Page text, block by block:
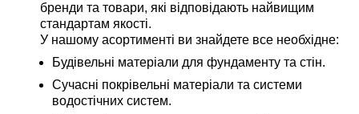
бренди та товари, які відповідають найвищим
стандартам якості.
У нашому асортименті ви знайдете все необхідне:
Будівельні матеріали для фундаменту та стін.
Сучасні покрівельні матеріали та системи
водостічних систем.